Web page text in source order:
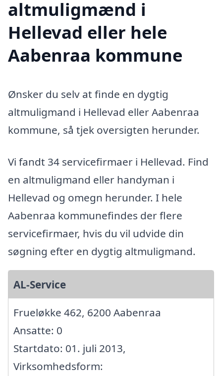
altmuligmænd i
Hellevad eller hele
Aabenraa kommune
Ønsker du selv at finde en dygtig
altmuligmand i Hellevad eller Aabenraa
kommune, så tjek oversigten herunder.
Vi fandt 34 servicefirmaer i Hellevad. Find
en altmuligmand eller handyman i
Hellevad og omegn herunder. I hele
Aabenraa kommunefindes der flere
servicefirmaer, hvis du vil udvide din
søgning efter en dygtig altmuligmand.
AL-Service
Frueløkke 462, 6200 Aabenraa
Ansatte: 0
Startdato: 01. juli 2013,
Virksomhedsform: